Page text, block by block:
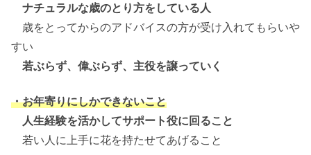
ナチュラルな歳のとり方をしている人
歳をとってからのアドバイスの方が受け入れてもらいや
すい
若ぶらず、偉ぶらず、主役を譲っていく
・お年寄りにしかできないこと
人生経験を活かしてサポート役に回ること
若い人に上手に花を持たせてあげること